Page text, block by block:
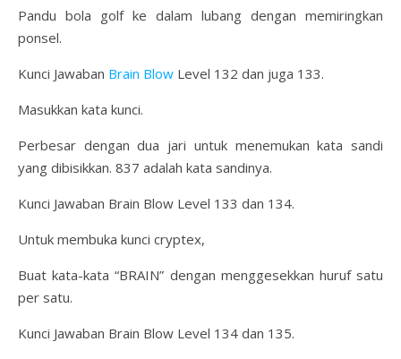
Pandu bola golf ke dalam lubang dengan memiringkan
ponsel.
Kunci Jawaban Brain Blow Level 132 dan juga 133.
Masukkan kata kunci.
Perbesar dengan dua jari untuk menemukan kata sandi
yang dibisikkan. 837 adalah kata sandinya.
Kunci Jawaban Brain Blow Level 133 dan 134.
Untuk membuka kunci cryptex,
Buat kata-kata “BRAIN” dengan menggesekkan huruf satu
per satu.
Kunci Jawaban Brain Blow Level 134 dan 135.